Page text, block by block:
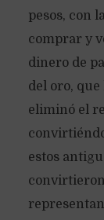
pesos, con
comprar y
dinero de
del oro, que
eliminó el
estos
convirtieron